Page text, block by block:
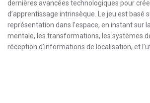
dernières avancées technologiques pour
d’apprentissage intrinsèque. Le jeu est basé
représentation dans l’espace, en instant sur
mentale, les transformations, les systèmes
réception d’informations de localisation, et